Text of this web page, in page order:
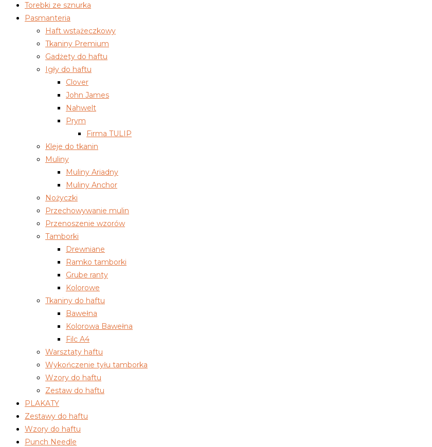
Torebki ze sznurka
Pasmanteria
Haft wstążeczkowy
Tkaniny Premium
Gadżety do haftu
Igły do haftu
Clover
John James
Nahwelt
Prym
Firma TULIP
Kleje do tkanin
Muliny
Muliny Ariadny
Muliny Anchor
Nożyczki
Przechowywanie mulin
Przenoszenie wzorów
Tamborki
Drewniane
Ramko tamborki
Grube ranty
Kolorowe
Tkaniny do haftu
Bawełna
Kolorowa Bawełna
Filc A4
Warsztaty haftu
Wykończenie tyłu tamborka
Wzory do haftu
Zestaw do haftu
PLAKATY
Zestawy do haftu
Wzory do haftu
Punch Needle